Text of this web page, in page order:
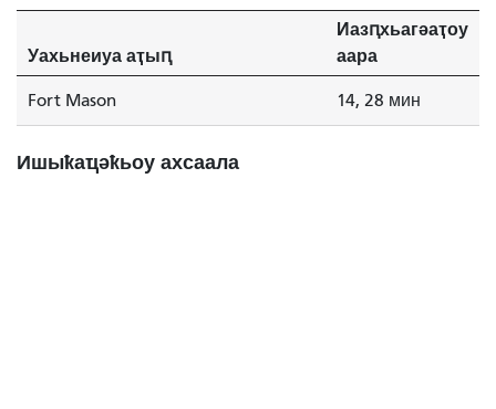
Уахьнеиуа аҭыԥ
Иазԥхьагәаҭоу
аара
Fort Mason 14, 28 мин
Ишыҟаҵәҟьоу ахсаала